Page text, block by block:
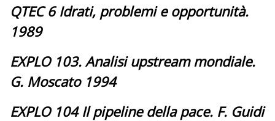
QTEC 6 Idrati, problemi e opportunità.
1989
EXPLO 103. Analisi upstream mondiale.
G. Moscato 1994
EXPLO 104 Il pipeline della pace. F. Guidi